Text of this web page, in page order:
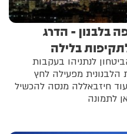
בלבנון - הדרג
בלילה
לנתניהו בעקבות
מפעילה לחץ
חיזבאללה מנסה להכשיל
לתמונה